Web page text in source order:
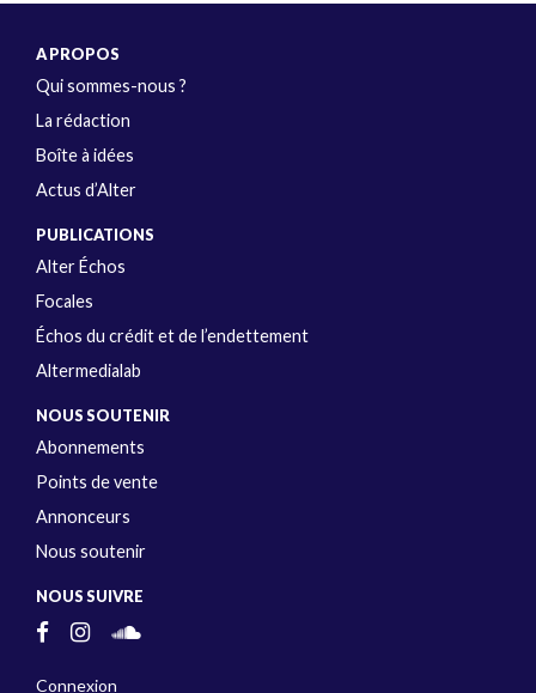
A PROPOS
Qui sommes-nous ?
La rédaction
Boîte à idées
Actus d’Alter
PUBLICATIONS
Alter Échos
Focales
Échos du crédit et de l’endettement
Altermedialab
NOUS SOUTENIR
Abonnements
Points de vente
Annonceurs
Nous soutenir
NOUS SUIVRE
Connexion